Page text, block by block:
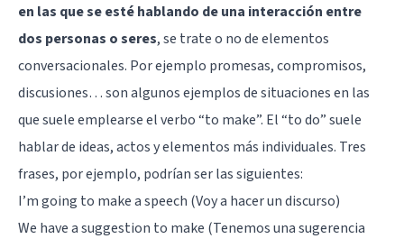
en las que se esté hablando de una interacción entre
dos personas o seres, se trate o no de elementos
conversacionales. Por ejemplo promesas, compromisos,
discusiones… son algunos ejemplos de situaciones en las
que suele emplearse el verbo “to make”. El “to do” suele
hablar de ideas, actos y elementos más individuales. Tres
frases, por ejemplo, podrían ser las siguientes:
I’m going to make a speech (Voy a hacer un discurso)
We have a suggestion to make (Tenemos una sugerencia